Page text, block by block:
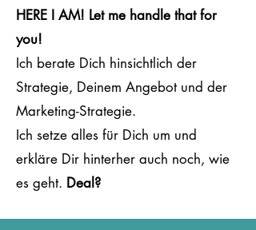
HERE I AM! Let me handle that for
you!
Ich berate Dich hinsichtlich der
Strategie, Deinem Angebot und der
Marketing-Strategie.
Ich setze alles für Dich um und
erkläre Dir hinterher auch noch, wie
es geht. Deal?